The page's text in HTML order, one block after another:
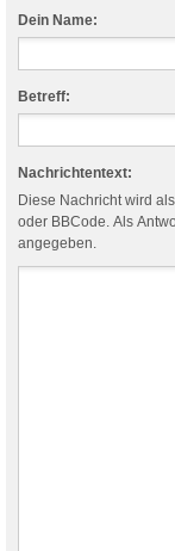
Dein Name:
Betreff:
Nachrichtentext:
Diese Nachricht wird
oder BBCode. Als
angegeben.